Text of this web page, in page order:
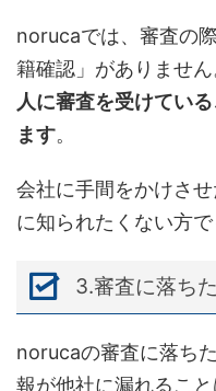
norucaでは、審査の
籍確認」がありません
人に審査を受けてい
ます。
会社に手間をかけさ
に知られたくない方で
3.審査に落ち
norucaの審査に落ち
報が他社に漏れること